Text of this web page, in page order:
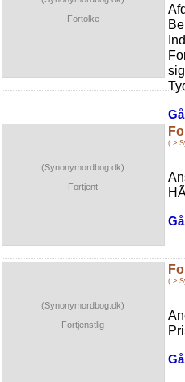
Fortolke
(Synonymordbog.dk)
Fortjent
( >
(Synonymordbog.dk)
Fortjenstlig
( >